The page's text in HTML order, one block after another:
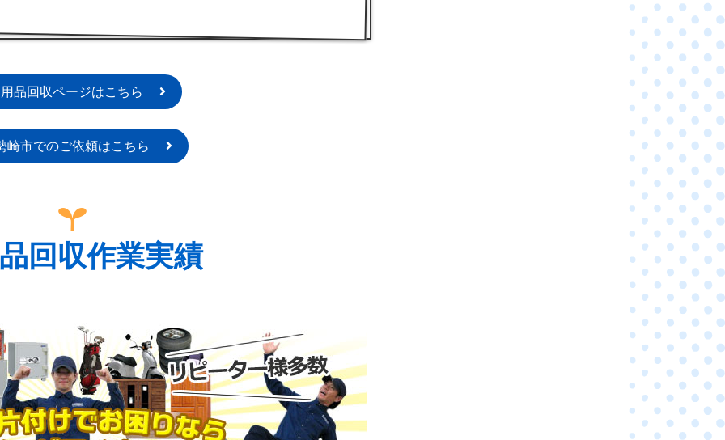
品回収ページはこちら
崎市でのご依頼はこちら
回収作業実績